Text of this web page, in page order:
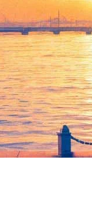
тура
объявлению.
что в